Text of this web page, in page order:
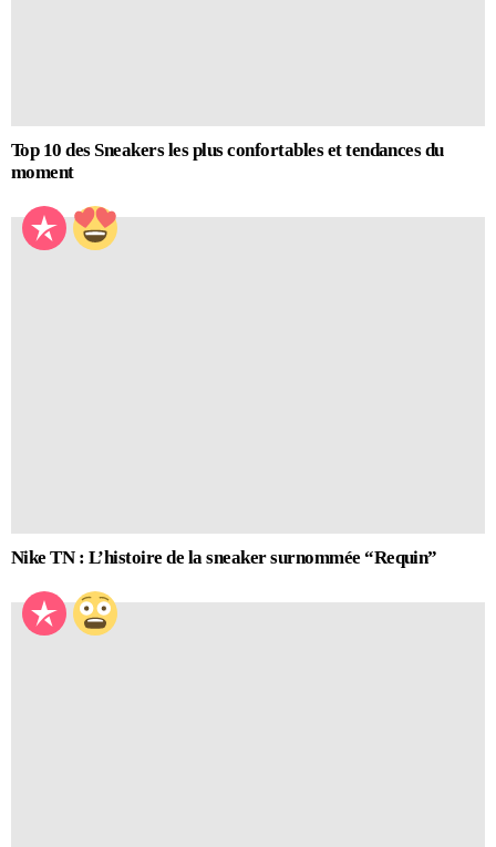
Top 10 des Sneakers les plus confortables et tendances du
moment
Nike TN : L’histoire de la sneaker surnommée “Requin”